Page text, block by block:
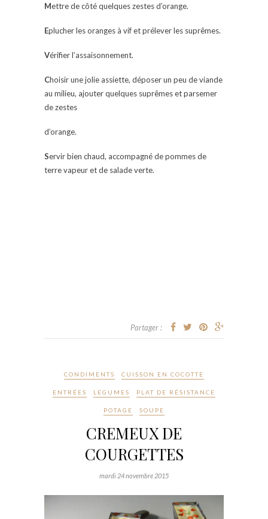
Mettre de côté quelques zestes d’orange.
Eplucher les oranges à vif et prélever les suprêmes.
Vérifier l’assaisonnement.
Choisir une jolie assiette, déposer un peu de viande
au milieu, ajouter quelques suprêmes et parsemer
de zestes
d’orange.
Servir bien chaud, accompagné de pommes de
terre vapeur et de salade verte.
Partager :
CONDIMENTS CUISSON EN COCOTTE
ENTRÉES LEGUMES PLAT DE RÉSISTANCE
POTAGE SOUPE
CREMEUX DE
COURGETTES
mardi 24 novembre 2015